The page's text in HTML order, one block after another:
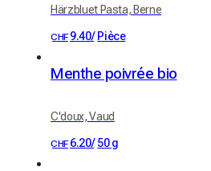
Härzbluet Pasta, Berne
CHF 9.40/ Pièce
Menthe poivrée bio
C'doux, Vaud
CHF 6.20/ 50 g